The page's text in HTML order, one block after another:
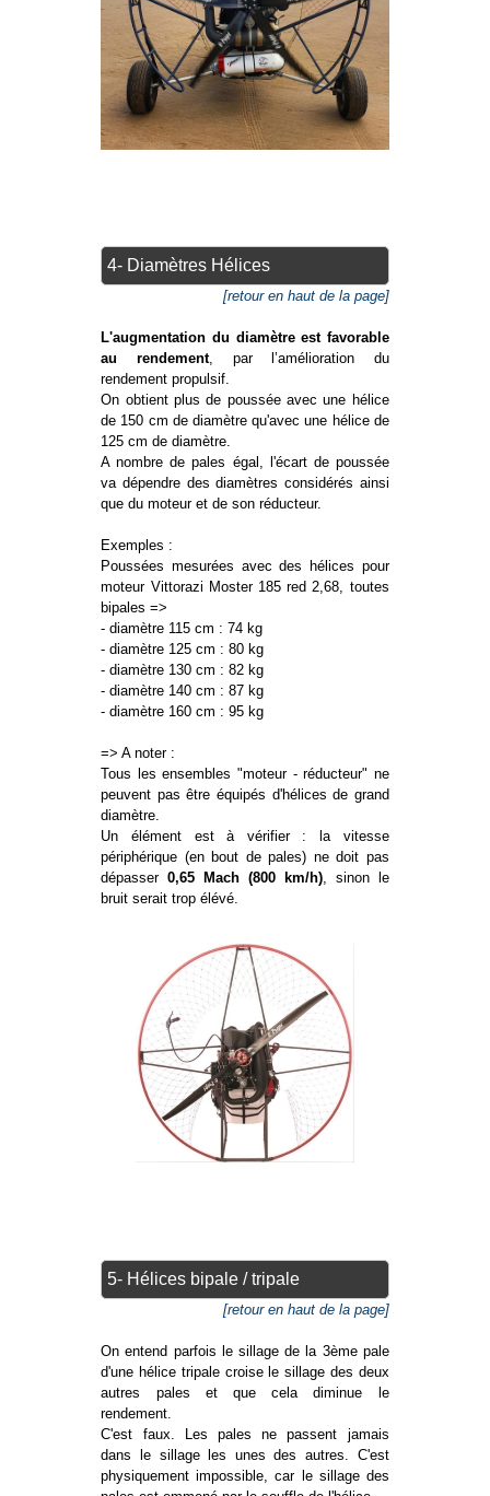
4- Diamètres Hélices
[retour en haut de la page]
L'augmentation du diamètre est favorable
au rendement, par l’amélioration du
rendement propulsif.
On obtient plus de poussée avec une hélice
de 150 cm de diamètre qu'avec une hélice de
125 cm de diamètre.
A nombre de pales égal, l'écart de poussée
va dépendre des diamètres considérés ainsi
que du moteur et de son réducteur.
Exemples :
Poussées mesurées avec des hélices pour
moteur Vittorazi Moster 185 red 2,68, toutes
bipales =>
- diamètre 115 cm : 74 kg
- diamètre 125 cm : 80 kg
- diamètre 130 cm : 82 kg
- diamètre 140 cm : 87 kg
- diamètre 160 cm : 95 kg
=> A noter :
Tous les ensembles "moteur - réducteur" ne
peuvent pas être équipés d'hélices de grand
diamètre.
Un élément est à vérifier : la vitesse
périphérique (en bout de pales) ne doit pas
dépasser0,65 Mach (800 km/h), sinon le
bruit serait trop élévé.
5- Hélices bipale / tripale
[retour en haut de la page]
On entend parfois le sillage de la 3ème pale
d'une hélice tripale croise le sillage des deux
autres pales et que cela diminue le
rendement.
C'est faux. Les pales ne passent jamais
dans le sillage les unes des autres. C'est
physiquement impossible, car le sillage des